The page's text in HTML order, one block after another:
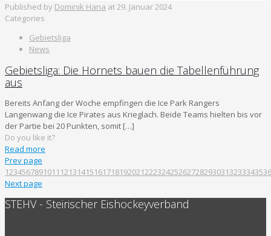
Published by Dominik Hana at29. Januar 2024
Categories
Gebietsliga
News
Gebietsliga: Die Hornets bauen die Tabellenführung
aus
Bereits Anfang der Woche empfingen die Ice Park Rangers
Langenwang die Ice Pirates aus Krieglach. Beide Teams hielten bis vor
der Partie bei 20 Punkten, somit […]
Do you like it?
Read more
Prev page
1234567891011 12131415161718192021222324252627282930313233343536
Next page
STEHV - Steirischer Eishockeyverband